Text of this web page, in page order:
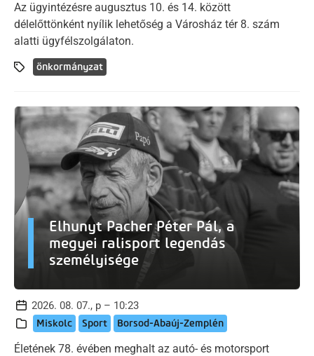
Az ügyintézésre augusztus 10. és 14. között
délelőttönként nyílik lehetőség a Városház tér 8. szám
alatti ügyfélszolgálaton.
önkormányzat
Elhunyt Pacher Péter Pál, a
megyei ralisport legendás
személyisége
2026. 08. 07., p – 10:23
Miskolc Sport Borsod-Abaúj-Zemplén
Életének 78. évében meghalt az autó- és motorsport